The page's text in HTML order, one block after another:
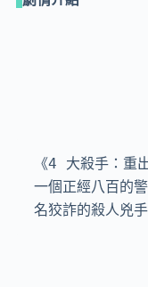
《4 大殺手：重
一個正經八百的
名狡詐的殺人兇